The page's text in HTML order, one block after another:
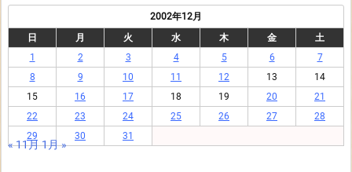
2002年12月
日
月 火 水 木 金
土
1
2 3 4 5 6
7
8
9 10 11 12 13
14
15
16 17 18 19 20
21
22
23 24 25 26 27
28
29
30 31
« 11月1月 »